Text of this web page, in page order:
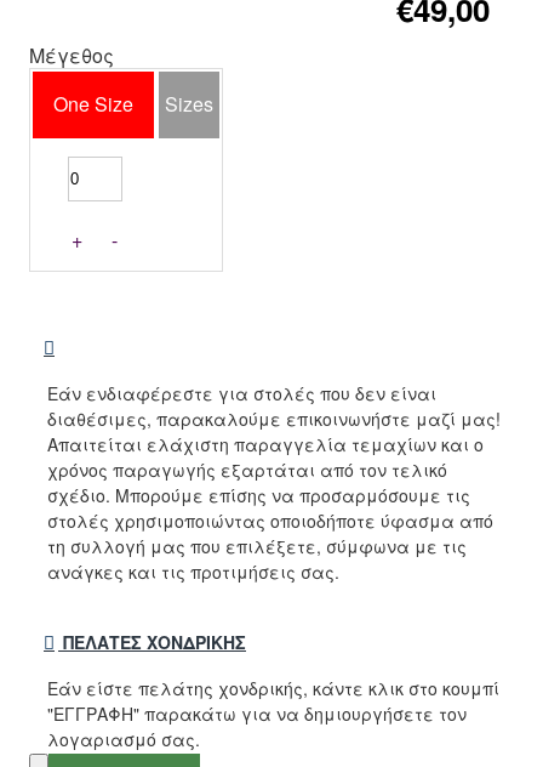
€49,00
Μέγεθος
One Size
Sizes
+ -
Εάν ενδιαφέρεστε για στολές που δεν είναι
διαθέσιμες, παρακαλούμε επικοινωνήστε μαζί μας!
Απαιτείται ελάχιστη παραγγελία τεμαχίων και ο
χρόνος παραγωγής εξαρτάται από τον τελικό
σχέδιο. Μπορούμε επίσης να προσαρμόσουμε τις
στολές χρησιμοποιώντας οποιοδήποτε ύφασμα από
τη συλλογή μας που επιλέξετε, σύμφωνα με τις
ανάγκες και τις προτιμήσεις σας.
ΠΕΛΆΤΕΣ ΧΟΝΔΡΙΚΉΣ
Εάν είστε πελάτης χονδρικής, κάντε κλικ στο κουμπί
"ΕΓΓΡΑΦΗ" παρακάτω για να δημιουργήσετε τον
λογαριασμό σας.